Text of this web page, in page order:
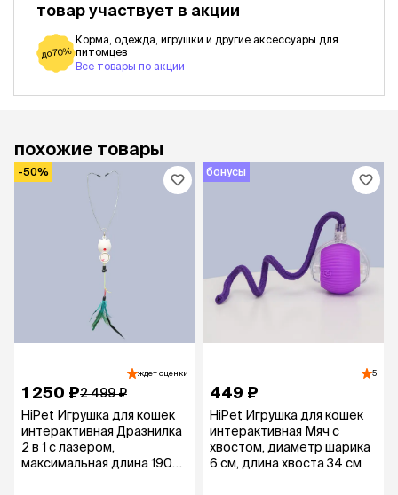
товар участвует в акции
до 70%
Корма, одежда, игрушки и другие аксессуары для
питомцев
Все товары по акции
похожие товары
-50%
ждет оценки
1 250 ₽2 499 ₽
HiPet Игрушка для кошек
интерактивная Дразнилка
2 в 1 с лазером,
максимальная длина 190
бонусы
5
449 ₽
HiPet Игрушка для кошек
интерактивная Мяч с
хвостом, диаметр шарика
6 см, длина хвоста 34 см